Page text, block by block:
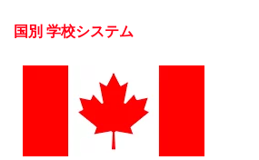
国別 学校システム